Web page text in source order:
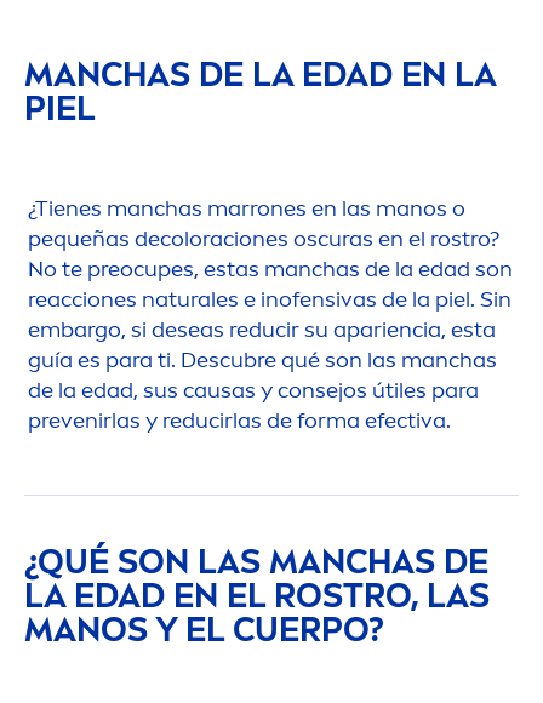
MANCHAS DE LA EDAD EN LA
PIEL
¿Tienes manchas marrones en las manos o
pequeñas decoloraciones oscuras en el rostro?
No te preocupes, estas manchas de la edad son
reacciones naturales e inofensivas de la piel. Sin
embargo, si deseas reducir su apariencia, esta
guía es para ti. Descubre qué son las manchas
de la edad, sus causas y consejos útiles para
prevenirlas y reducirlas de forma efectiva.
¿QUÉ SON LAS MANCHAS DE
LA EDAD EN EL ROSTRO, LAS
MANOS Y EL CUERPO?